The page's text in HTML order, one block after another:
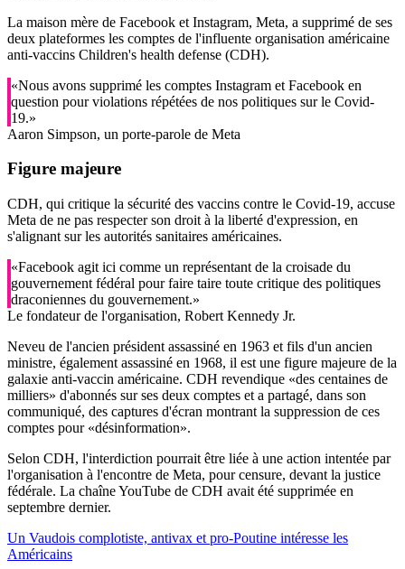
La maison mère de Facebook et Instagram, Meta, a supprimé de ses
deux plateformes les comptes de l'influente organisation américaine
anti-vaccins Children's health defense (CDH).
«Nous avons supprimé les comptes Instagram et Facebook en
question pour violations répétées de nos politiques sur le Covid-
19.»
Aaron Simpson, un porte-parole de Meta
Figure majeure
CDH, qui critique la sécurité des vaccins contre le Covid-19, accuse
Meta de ne pas respecter son droit à la liberté d'expression, en
s'alignant sur les autorités sanitaires américaines.
«Facebook agit ici comme un représentant de la croisade du
gouvernement fédéral pour faire taire toute critique des politiques
draconiennes du gouvernement.»
Le fondateur de l'organisation, Robert Kennedy Jr.
Neveu de l'ancien président assassiné en 1963 et fils d'un ancien
ministre, également assassiné en 1968, il est une figure majeure de la
galaxie anti-vaccin américaine. CDH revendique «des centaines de
milliers» d'abonnés sur ses deux comptes et a partagé, dans son
communiqué, des captures d'écran montrant la suppression de ces
comptes pour «désinformation».
Selon CDH, l'interdiction pourrait être liée à une action intentée par
l'organisation à l'encontre de Meta, pour censure, devant la justice
fédérale. La chaîne YouTube de CDH avait été supprimée en
septembre dernier.
Un Vaudois complotiste, antivax et pro-Poutine intéresse les
Américains